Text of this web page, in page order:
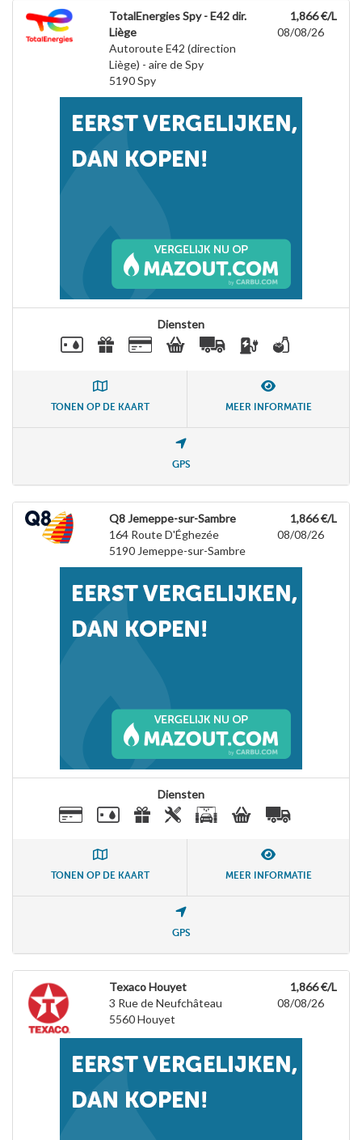
TotalEnergies Spy - E42 dir.
Liège
Autoroute E42 (direction
Liège) - aire de Spy
5190Spy
1,866 €/L
08/08/26
Diensten
TONEN OP DE KAART MEER INFORMATIE
GPS
Q8 Jemeppe-sur-Sambre
164 Route D'Éghezée
5190 Jemeppe-sur-Sambre
1,866 €/L
08/08/26
Diensten
TONEN OP DE KAART MEER INFORMATIE
GPS
Texaco Houyet
3 Rue de Neufchâteau
5560Houyet
1,866 €/L
08/08/26